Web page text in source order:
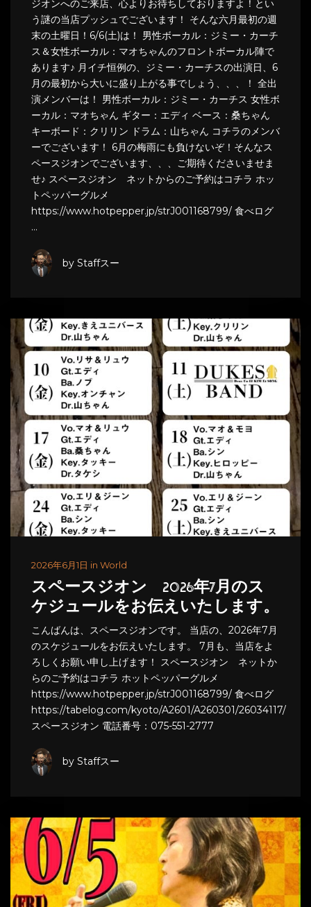
ジオンへのご来店、心よりお待ちしておりますよ！とい
う謎の当店プッシュでございます！ そんな六月最初の週
末の土曜日！6/6(土)は！ 男性ボーカル：ジミー・カーチ
ス＆女性ボーカル：マオちゃんのフロントボーカル陣で
あります♪ 月イチ恒例の、ジミー・カーチスの出演日、6
月の最初から大いに盛り上がる事でしょう、、、！ 全出
演メンバーは！ 男性ボーカル：ジミー・カーチス 女性ボ
ーカル：マオちゃん ギター：エディ ベース：桑ちゃん
キーボード：クリリン ドラム：山ちゃん コチラのメンバ
ーでございます！ 6月の梅雨にも負けないぞ！そんなス
ペースジオンでございます、、、ご期待くださいませま
せ♪ スペースジオン ネットからのご予約はコチラ ホッ
トペッパーグルメ
https://www.hotpepper.jp/strJ001168799/ 食べログ
…
by Staffスー
2026年6月1日 in World
スペースジオン 2026年7月のス
ケジュールをお伝えいたします。
こんばんは、スペースジオンです。 当店の、2026年7月
のスケジュールをお伝えいたします。 7月も、当店をよ
ろしくお願い申し上げます！ スペースジオン ネットか
らのご予約はコチラ ホットペッパーグルメ
https://www.hotpepper.jp/strJ001168799/ 食べログ
https://tabelog.com/kyoto/A2601/A260301/26034117/
スペースジオン 電話番号：075-551-2777
by Staffスー